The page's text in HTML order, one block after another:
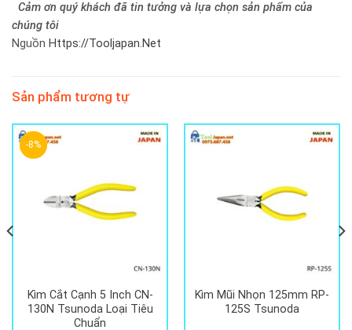
Cảm ơn quý khách đã tin tưởng và lựa chọn sản phẩm của
chúng tôi
Nguồn Https://tooljapan.net
Sản phẩm tương tự
-8%
Kìm Cắt Cạnh 5 Inch CN-
130N Tsunoda Loại Tiêu
Chuẩn
Kìm Mũi Nhọn 125mm RP-
125S Tsunoda